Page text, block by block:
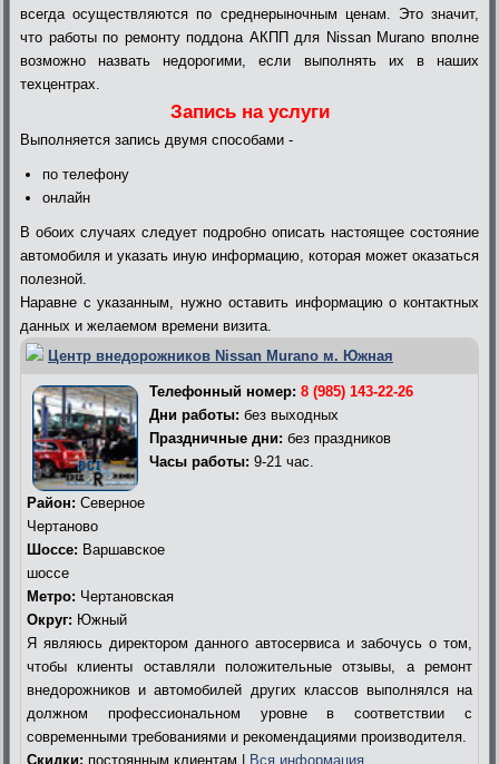
всегда осуществляются по среднерыночным ценам. Это значит,
что работы по ремонту поддона АКПП для Nissan Murano вполне
возможно назвать недорогими, если выполнять их в наших
техцентрах.
Запись на услуги
Выполняется запись двумя способами -
по телефону
онлайн
В обоих случаях следует подробно описать настоящее состояние
автомобиля и указать иную информацию, которая может оказаться
полезной.
Наравне с указанным, нужно оставить информацию о контактных
данных и желаемом времени визита.
Центр внедорожников Nissan Murano м. Южная
Телефонный номер: 8 (985) 143-22-26
Дни работы: без выходных
Праздничные дни: без праздников
Часы работы: 9-21 час.
Район: Северное
Чертаново
Шоссе: Варшавское
шоссе
Метро: Чертановская
Округ: Южный
Я являюсь директором данного автосервиса и забочусь о том,
чтобы клиенты оставляли положительные отзывы, а ремонт
внедорожников и автомобилей других классов выполнялся на
должном профессиональном уровне в соответствии с
современными требованиями и рекомендациями производителя.
Скидки: постоянным клиентам | Вся информация…